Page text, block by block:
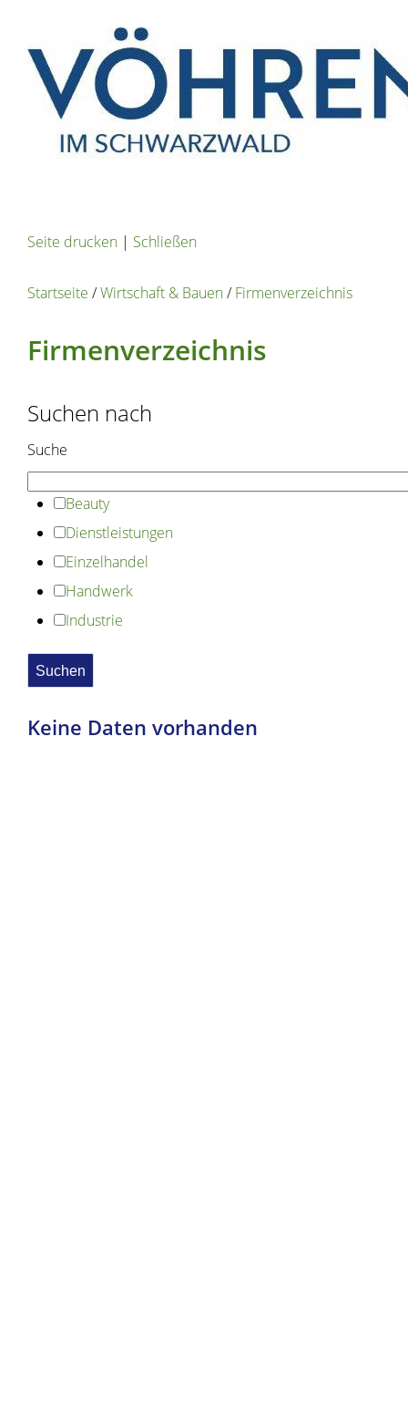
Seite drucken | Schließen
Startseite /Wirtschaft & Bauen/Firmenverzeichnis
Firmenverzeichnis
Suchen nach
Suche
Beauty
Dienstleistungen
Einzelhandel
Handwerk
Industrie
Keine Daten vorhanden